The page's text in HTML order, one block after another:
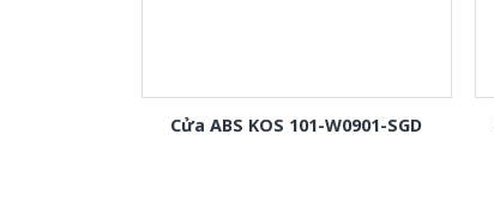
Cửa ABS KOS 101-W0901-SGD